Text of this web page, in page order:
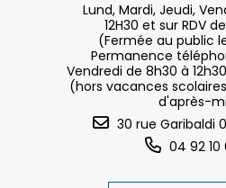
Lund, Mardi, Jeudi,
12H30 et sur RDV
(Fermée au public
Permanence
Vendredi de 8h30 à
(hors vacances
d'après-
30 rue Garibaldi
04 92 10